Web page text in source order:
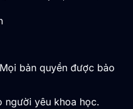
bản quyền được bảo
người yêu khoa học.